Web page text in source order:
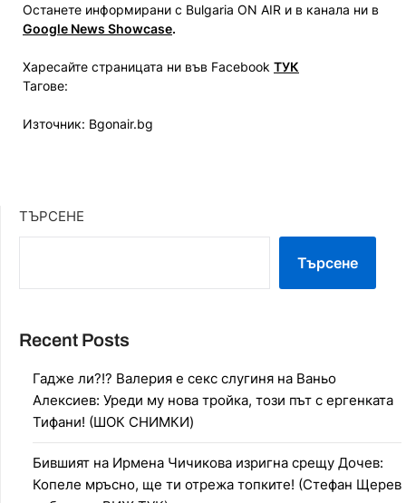
Останете информирани с Bulgaria ON AIR и в канала ни в
Google News Showcase.
Харесайте страницата ни във Facebook ТУК
Тагове:
Източник: Bgonair.bg
ТЪРСЕНЕ
Търсене
Recent Posts
Гадже ли?!? Валерия е секс слугиня на Ваньо
Алексиев: Уреди му нова тройка, този път с ергенката
Тифани! (ШОК СНИМКИ)
Бившият на Ирмена Чичикова изригна срещу Дочев:
Копеле мръсно, ще ти отрежа топките! (Стефан Щерев